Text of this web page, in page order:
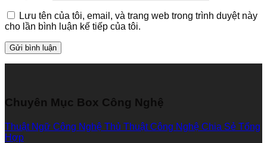
Lưu tên của tôi, email, và trang web trong trình duyệt này
cho lần bình luận kế tiếp của tôi.
Chuyên Mục Box Công Nghệ
Thuật Ngữ Công Nghệ Thủ Thuật Công Nghệ Chia Sẻ Tổng
Hợp